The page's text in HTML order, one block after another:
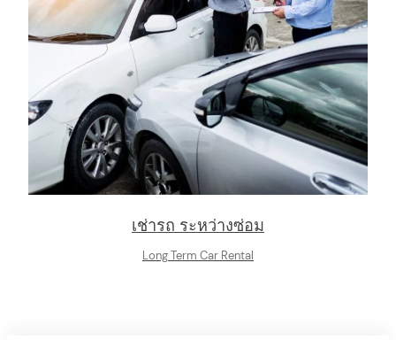
เช่ารถ ระหว่างซ่อม
Long Term Car Rental